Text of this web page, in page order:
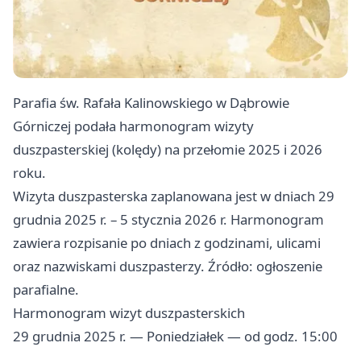
Parafia św. Rafała Kalinowskiego w Dąbrowie
Górniczej podała harmonogram wizyty
duszpasterskiej (kolędy) na przełomie 2025 i 2026
roku.
Wizyta duszpasterska zaplanowana jest w dniach 29
grudnia 2025 r. – 5 stycznia 2026 r. Harmonogram
zawiera rozpisanie po dniach z godzinami, ulicami
oraz nazwiskami duszpasterzy. Źródło: ogłoszenie
parafialne.
Harmonogram wizyt duszpasterskich
29 grudnia 2025 r. — Poniedziałek — od godz. 15:00